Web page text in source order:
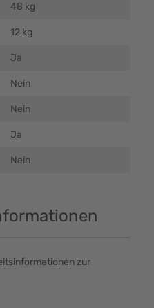
48 kg
12 kg
Ja
Nein
Nein
Ja
Nein
zur